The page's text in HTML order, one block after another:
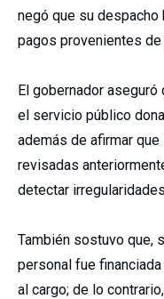
negó que su
pagos provenientes
El gobernador
el servicio público
además de afirmar
revisadas
detectar
También sostuvo que,
personal fue
al cargo; de lo